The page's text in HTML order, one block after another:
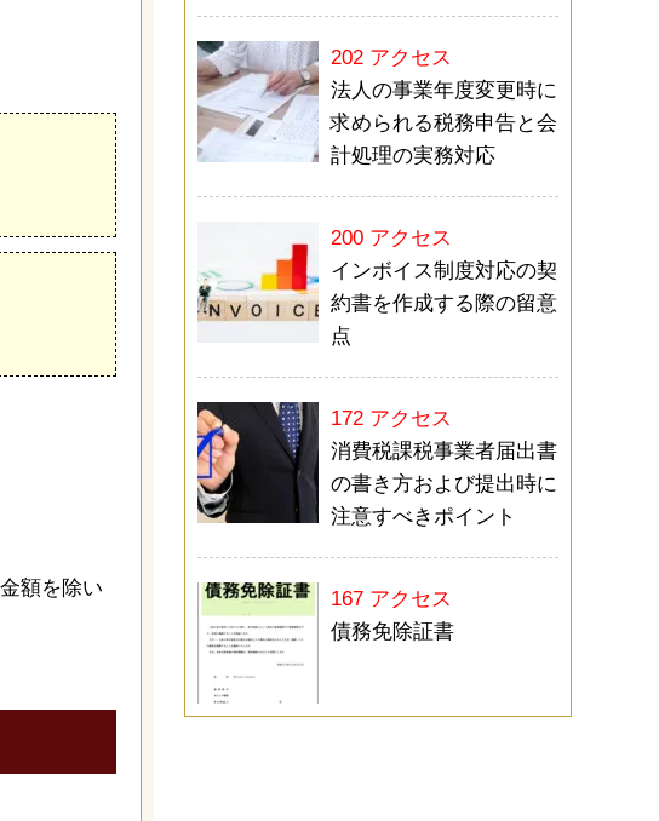
額を除い
202 アクセス
法人の事業年度変更時に
求められる税務申告と会
計処理の実務対応
200 アクセス
インボイス制度対応の契
約書を作成する際の留意
点
172 アクセス
消費税課税事業者届出書
の書き方および提出時に
注意すべきポイント
167 アクセス
債務免除証書